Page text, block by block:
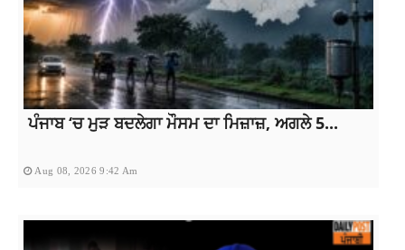
ਪੰਜਾਬ ‘ਚ ਮੁੜ ਬਦਲੇਗਾ ਮੌਸਮ ਦਾ ਮਿਜ਼ਾਜ਼, ਅਗਲੇ 5...
Aug 08, 2026 9:42 Am